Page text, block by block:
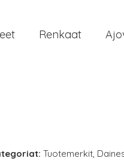
Renkaat
Tuotemerkit,